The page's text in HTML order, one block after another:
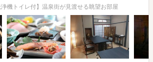
機トイレ付】温泉街が見渡せる眺望お部屋